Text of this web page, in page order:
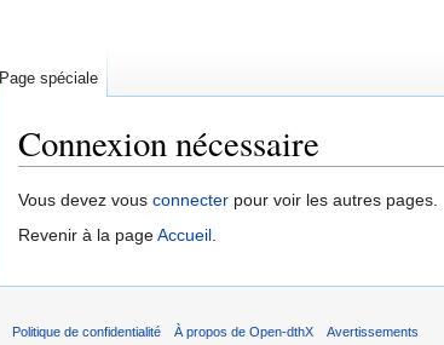
Connexion nécessaire
Vous devez vous connecter pour voir les autres pages.
Revenir à la pageAccueil.
Page spéciale
Politique de confidentialité À propos de Open-dthX Avertissements